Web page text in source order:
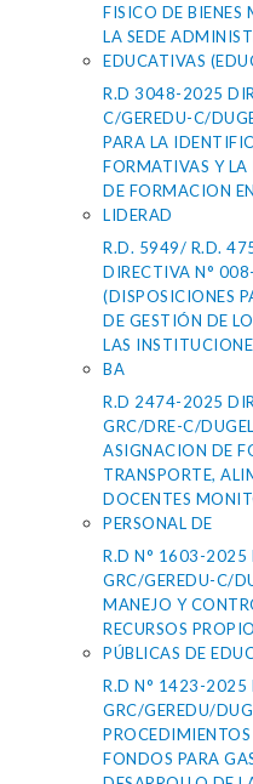
FISICO DE BIENES
LA SEDE
EDUCATIVAS
R.D 3048-2025
C/GEREDU-C/
PARA LA
FORMATIVAS Y LA
DE FORMACION
LIDERAD
R.D. 5949/ R.D.
DIRECTIVA N°
(DISPOSICIONES
DE GESTIÓN DE
LAS
BA
R.D 2474-2025
GRC/DRE-C/
ASIGNACION DE
TRANSPORTE,
DOCENTES
PERSONAL DE
R.D N° 1603-2025
GRC/GEREDU-C/
MANEJO Y
RECURSOS
PÚBLICAS DE
R.D N° 1423-2025
GRC/GEREDU/
FONDOS PARA